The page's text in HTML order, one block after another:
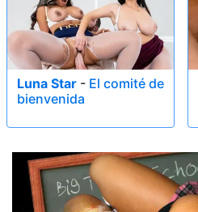
Luna Star - El comité de
bienvenida